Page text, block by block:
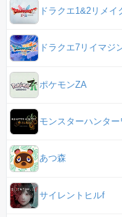
ドラクエ1&2リメイ
ドラクエ7リイマジ
ポケモンZA
モンスターハンタ
あつ森
サイレントヒルf